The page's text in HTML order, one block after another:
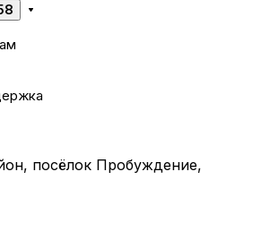
посёлок Пробуждение,